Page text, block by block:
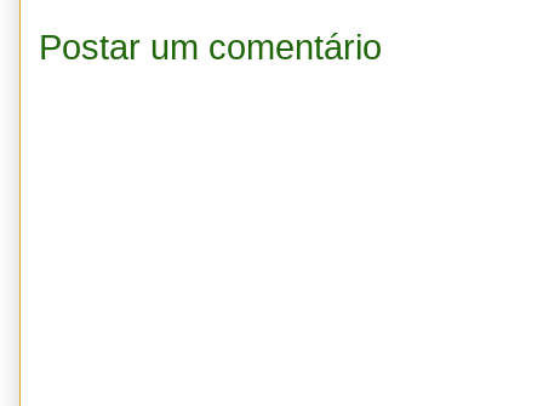
Postar um comentário